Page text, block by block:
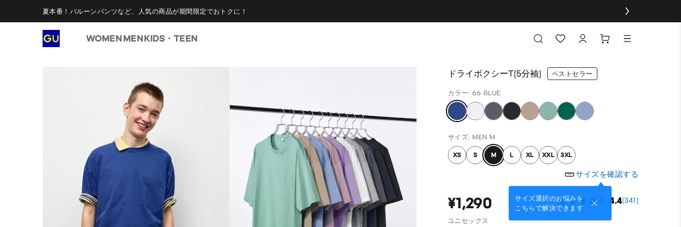
夏本番！バルーンパンツなど、人気の商品が期間限定でおトクに！
WOMEN MENKIDS・TEEN
ドライボクシーT(5分袖) ベストセラー
カラー: 66 BLUE
サイズ: MEN M
XS S M L XL XXL 3XL
サイズを確認する
サイズ選択のお悩みを
こちらで解決できます
¥1,290 4.4(341)
ユニセックス